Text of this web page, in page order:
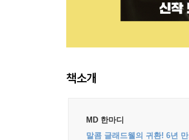
책소개
MD 한마디
말콤 글래드웰의 귀환! 6년